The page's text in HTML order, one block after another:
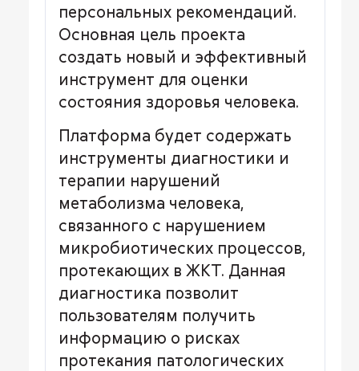
персональных рекомендаций.
Основная цель проекта
создать новый и эффективный
инструмент для оценки
состояния здоровья человека.
Платформа будет содержать
инструменты диагностики и
терапии нарушений
метаболизма человека,
связанного с нарушением
микробиотических процессов,
протекающих в ЖКТ. Данная
диагностика позволит
пользователям получить
информацию о рисках
протекания патологических